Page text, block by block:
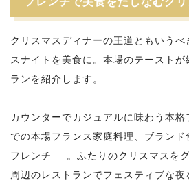
クリスマスディナーの王道ともいう
スナイトを美食に。本場のテーストが
ランを紹介します。
カウンターでカジュアルに味わう本
での本場フランス家庭料理、ブラン
フレンチ──。ふたりのクリスマスを
周辺のレストランでフェスティブな夜